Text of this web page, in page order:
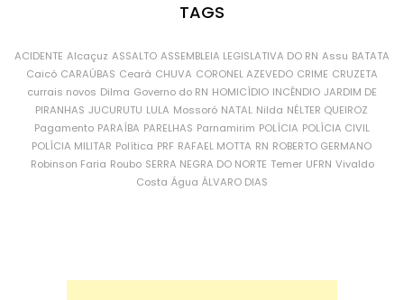
TAGS
ACIDENTE Alcaçuz ASSALTO ASSEMBLEIA LEGISLATIVA DO RN Assu BATATA
Caicó CARAÚBAS Ceará CHUVA CORONEL AZEVEDO CRIME CRUZETA
currais novos Dilma Governo do RN HOMICÍDIO INCÊNDIO JARDIM DE
PIRANHAS JUCURUTU LULA Mossoró NATAL Nilda NÉLTER QUEIROZ
Pagamento PARAÍBA PARELHAS Parnamirim POLÍCIA POLÍCIA CIVIL
POLÍCIA MILITAR Política PRF RAFAEL MOTTA RN ROBERTO GERMANO
Robinson Faria Roubo SERRA NEGRA DO NORTE Temer UFRN Vivaldo
Costa Água ÁLVARO DIAS